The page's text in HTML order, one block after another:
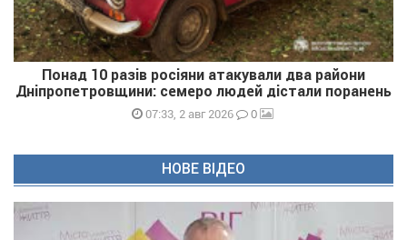
Понад 10 разів росіяни атакували два райони
Дніпропетровщини: семеро людей дістали поранень
07:33, 2 авг 2026 0
НОВЕ ВІДЕО